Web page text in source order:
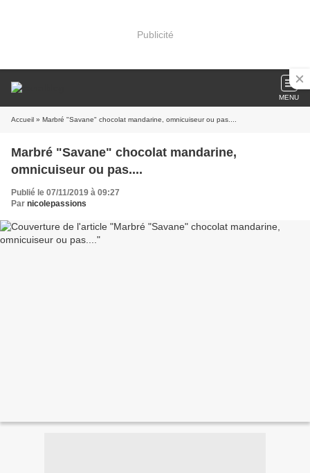
Publicité
MENU
Accueil » Marbré "Savane" chocolat mandarine, omnicuiseur ou pas....
Marbré "Savane" chocolat mandarine,
omnicuiseur ou pas....
Publié le 07/11/2019 à 09:27
Par nicolepassions